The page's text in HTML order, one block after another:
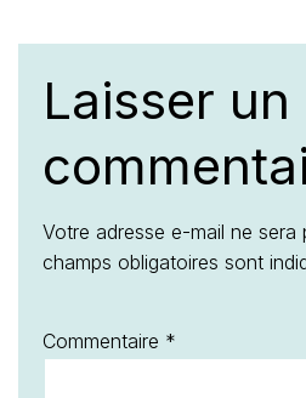
Laisser un
Votre adresse e-mail ne sera
champs obligatoires sont
Commentaire *